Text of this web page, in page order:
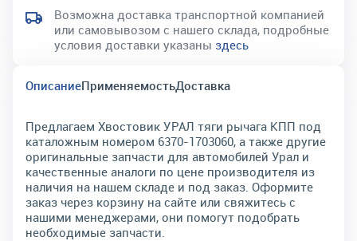
Возможна доставка транспортной компанией
или самовывозом с нашего склада, подробные
условия доставки указаны здесь
ОписаниеПрименяемостьДоставка
Предлагаем Хвостовик УРАЛ тяги рычага КПП под
каталожным номером 6370-1703060, а также другие
оригинальные запчасти для автомобилей Урал и
качественные аналоги по цене производителя из
наличия на нашем складе и под заказ. Оформите
заказ через корзину на сайте или свяжитесь с
нашими менеджерами, они помогут подобрать
необходимые запчасти.